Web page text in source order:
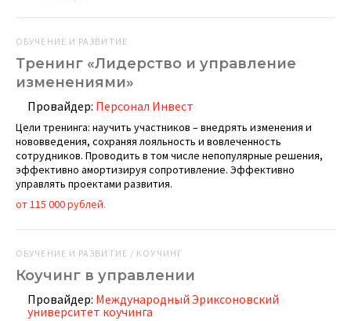
ОБУЧЕНИЕ И РАЗВИТИЕ
Тренинг «Лидерство и управление
изменениями»
Провайдер: Персонал Инвест
Цели тренинга: научить участников – внедрять изменения и
нововведения, сохраняя лояльность и вовлеченность
сотрудников. Проводить в том числе непопулярные решения,
эффективно амортизируя сопротивление. Эффективно
управлять проектами развития.
от 115 000 рублей.
ОБУЧЕНИЕ И РАЗВИТИЕ / КОУЧИНГ
Коучинг в управлении
Провайдер: Международный Эриксоновский
университет коучинга